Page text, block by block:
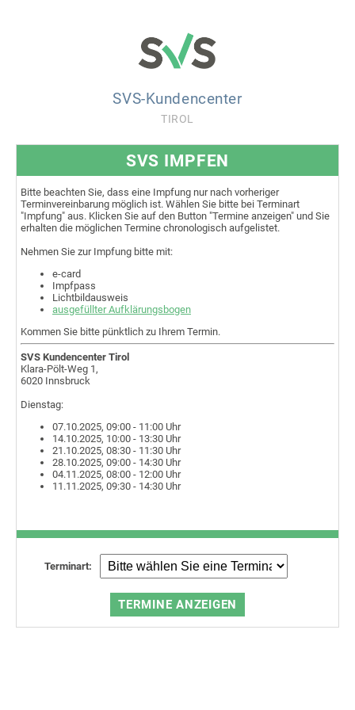
SVS-Kundencenter
TIROL
SVS IMPFEN
Bitte beachten Sie, dass eine Impfung nur nach vorheriger
Terminvereinbarung möglich ist. Wählen Sie bitte bei Terminart
"Impfung" aus. Klicken Sie auf den Button "Termine anzeigen" und Sie
erhalten die möglichen Termine chronologisch aufgelistet.
Nehmen Sie zur Impfung bitte mit:
e-card
Impfpass
Lichtbildausweis
ausgefüllter Aufklärungsbogen
Kommen Sie bitte pünktlich zu Ihrem Termin.
SVS Kundencenter Tirol
Klara-Pölt-Weg 1,
6020 Innsbruck
Dienstag:
07.10.2025, 09:00 - 11:00 Uhr
14.10.2025, 10:00 - 13:30 Uhr
21.10.2025, 08:30 - 11:30 Uhr
28.10.2025, 09:00 - 14:30 Uhr
04.11.2025, 08:00 - 12:00 Uhr
11.11.2025, 09:30 - 14:30 Uhr
Terminart: